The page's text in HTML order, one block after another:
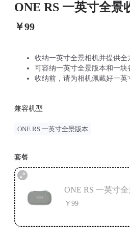
ONE RS 一英寸全景
￥99
收纳一英寸全景相机并提供全
可容纳一英寸全景版本和一块
收纳前，请为相机佩戴好一英
兼容机型
ONE RS 一英寸全景版本
套餐
ONE RS 一英寸
￥99